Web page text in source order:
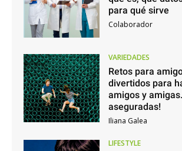
para qué sirve
Colaborador
VARIEDADES
Retos para
divertidos para
amigos y
aseguradas!
Iliana Galea
LIFESTYLE